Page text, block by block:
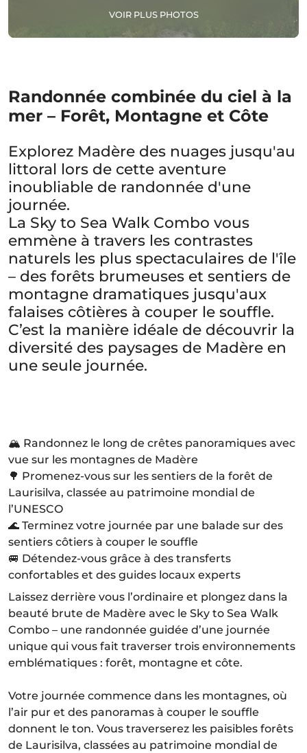
VOIR PLUS PHOTOS
Randonnée combinée du ciel à la
mer – Forêt, Montagne et Côte
Explorez Madère des nuages jusqu'au
littoral lors de cette aventure
inoubliable de randonnée d'une
journée.
La Sky to Sea Walk Combo vous
emmène à travers les contrastes
naturels les plus spectaculaires de l'île
– des forêts brumeuses et sentiers de
montagne dramatiques jusqu'aux
falaises côtières à couper le souffle.
C’est la manière idéale de découvrir la
diversité des paysages de Madère en
une seule journée.
🏔️ Randonnez le long de crêtes panoramiques avec
vue sur les montagnes de Madère
🌳 Promenez-vous sur les sentiers de la forêt de
Laurisilva, classée au patrimoine mondial de
l’UNESCO
🌊 Terminez votre journée par une balade sur des
sentiers côtiers à couper le souffle
🚐 Détendez-vous grâce à des transferts
confortables et des guides locaux experts
Laissez derrière vous l’ordinaire et plongez dans la
beauté brute de Madère avec le Sky to Sea Walk
Combo – une randonnée guidée d’une journée
unique qui vous fait traverser trois environnements
emblématiques : forêt, montagne et côte.
Votre journée commence dans les montagnes, où
l’air pur et des panoramas à couper le souffle
donnent le ton. Vous traverserez les paisibles forêts
de Laurisilva, classées au patrimoine mondial de